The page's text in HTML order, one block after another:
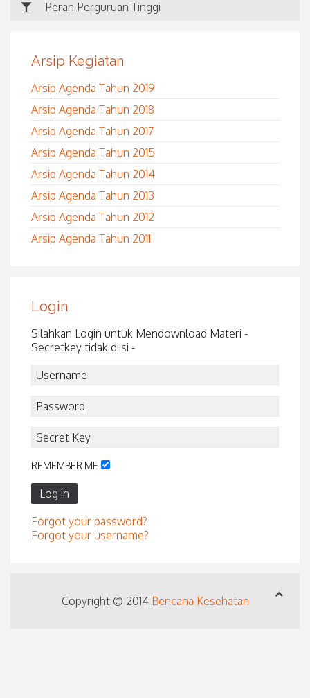
Peran Perguruan Tinggi
Arsip Kegiatan
Arsip Agenda Tahun 2019
Arsip Agenda Tahun 2018
Arsip Agenda Tahun 2017
Arsip Agenda Tahun 2015
Arsip Agenda Tahun 2014
Arsip Agenda Tahun 2013
Arsip Agenda Tahun 2012
Arsip Agenda Tahun 2011
Login
Silahkan Login untuk Mendownload Materi -
Secretkey tidak diisi -
REMEMBER ME
Log in
Forgot your password?
Forgot your username?
Copyright © 2014 Bencana Kesehatan